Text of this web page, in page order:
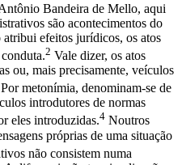
Bandeira de Mello, aqui
são acontecimentos do
efeitos jurídicos, os atos
2 Vale dizer, os atos
ou, mais precisamente, veículos
Por metonímia, denominam-se de
introdutores de normas
eles introduzidas.4 Noutros
próprias de uma situação
não consistem numa